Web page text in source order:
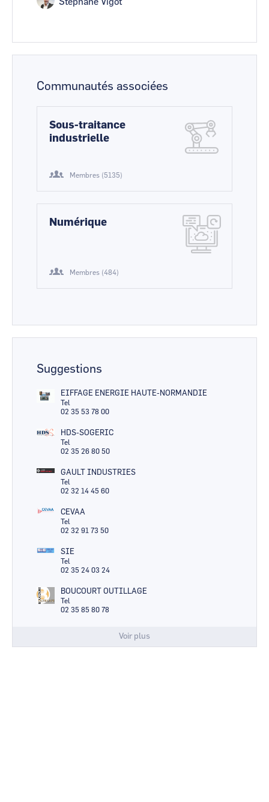
Communautés associées
Sous-traitance
industrielle
Membres (5135)
Numérique
Membres (484)
Suggestions
EIFFAGE ENERGIE HAUTE-NORMANDIE
Tel
02 35 53 78 00
HDS-SOGERIC
Tel
02 35 26 80 50
GAULT INDUSTRIES
Tel
02 32 14 45 60
CEVAA
Tel
02 32 91 73 50
SIE
Tel
02 35 24 03 24
BOUCOURT OUTILLAGE
Tel
02 35 85 80 78
Voir plus